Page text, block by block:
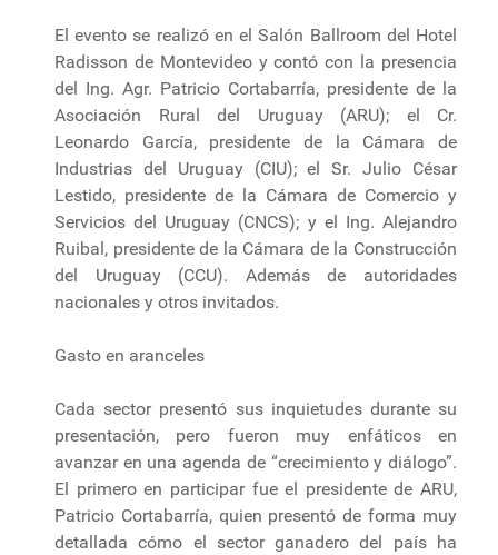
El evento se realizó en el Salón Ballroom del Hotel
Radisson de Montevideo y contó con la presencia
del Ing. Agr. Patricio Cortabarría, presidente de la
Asociación Rural del Uruguay (ARU); el Cr.
Leonardo García, presidente de la Cámara de
Industrias del Uruguay (CIU); el Sr. Julio César
Lestido, presidente de la Cámara de Comercio y
Servicios del Uruguay (CNCS); y el Ing. Alejandro
Ruibal, presidente de la Cámara de la Construcción
del Uruguay (CCU). Además de autoridades
nacionales y otros invitados.
Gasto en aranceles
Cada sector presentó sus inquietudes durante su
presentación, pero fueron muy enfáticos en
avanzar en una agenda de “crecimiento y diálogo”.
El primero en participar fue el presidente de ARU,
Patricio Cortabarría, quien presentó de forma muy
detallada cómo el sector ganadero del país ha